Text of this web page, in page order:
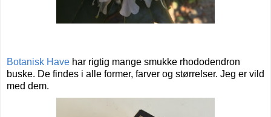
Botanisk Have har rigtig mange smukke rhododendron
buske. De findes i alle former, farver og størrelser. Jeg er vild
med dem.